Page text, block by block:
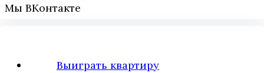
Мы ВКонтакте
Выиграть квартиру